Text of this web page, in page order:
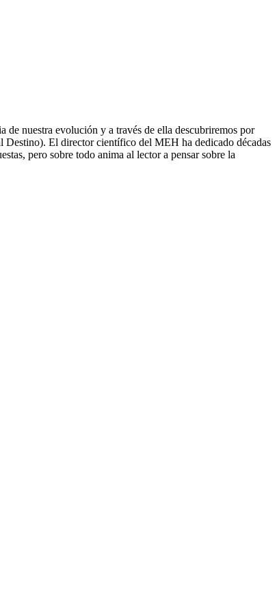
nuestra evolución y a través de ella descubriremos por
Destino). El director científico del MEH ha dedicado décadas
pero sobre todo anima al lector a pensar sobre la